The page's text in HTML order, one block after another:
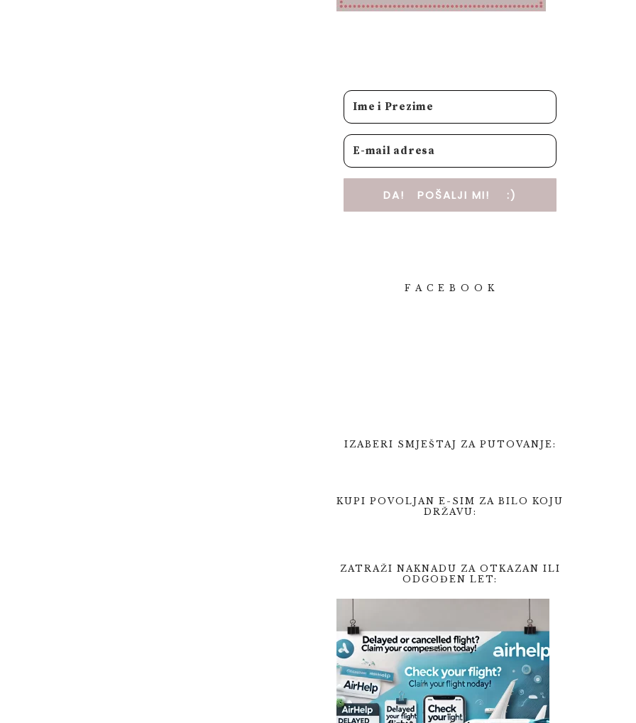
DA! POŠALJI MI! :)
F A C E B O O K
IZABERI SMJEŠTAJ ZA PUTOVANJE:
KUPI POVOLJAN E-SIM ZA BILO KOJU
DRŽAVU:
ZATRAŽI NAKNADU ZA OTKAZAN ILI
ODGOĐEN LET: